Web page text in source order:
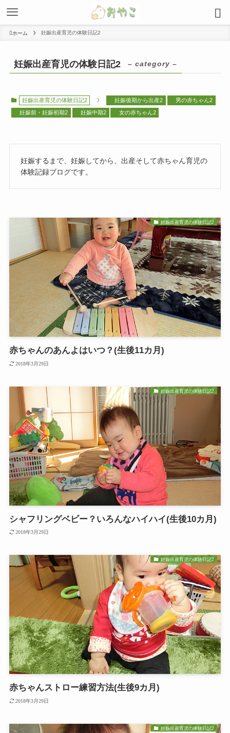
ホーム 妊娠出産育児の体験日記2
妊娠出産育児の体験日記2 – category –
妊娠出産育児の体験日記2 妊娠後期から出産2 男の赤ちゃん2
妊娠前・妊娠初期2 妊娠中期2 女の赤ちゃん2
妊娠するまで、妊娠してから、出産そして赤ちゃん育児の
体験記録ブログです。
妊娠出産育児の体験日記2
赤ちゃんのあんよはいつ？(生後11カ月)
2018年3月29日
妊娠出産育児の体験日記2
シャフリングベビー？いろんなハイハイ(生後10カ月)
2018年3月29日
妊娠出産育児の体験日記2
赤ちゃんストロー練習方法(生後9カ月)
2018年3月29日
妊娠出産育児の体験日記2